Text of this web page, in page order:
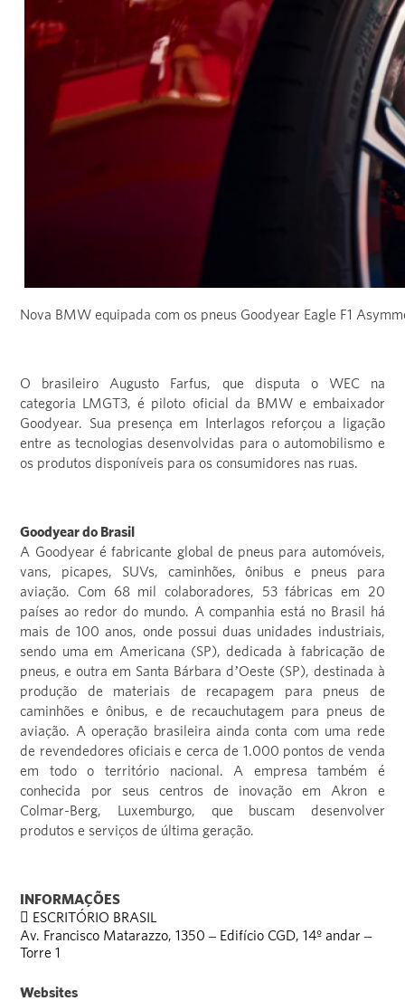
Nova BMW equipada com os pneus Goodyear Eagle F1
O brasileiro Augusto Farfus, que disputa o WEC na
categoria LMGT3, é piloto oficial da BMW e embaixador
Goodyear. Sua presença em Interlagos reforçou a ligação
entre as tecnologias desenvolvidas para o automobilismo e
os produtos disponíveis para os consumidores nas ruas.
Goodyear do Brasil
A Goodyear é fabricante global de pneus para automóveis,
vans, picapes, SUVs, caminhões, ônibus e pneus para
aviação. Com 68 mil colaboradores, 53 fábricas em 20
países ao redor do mundo. A companhia está no Brasil há
mais de 100 anos, onde possui duas unidades industriais,
sendo uma em Americana (SP), dedicada à fabricação de
pneus, e outra em Santa Bárbara d’Oeste (SP), destinada à
produção de materiais de recapagem para pneus de
caminhões e ônibus, e de recauchutagem para pneus de
aviação. A operação brasileira ainda conta com uma rede
de revendedores oficiais e cerca de 1.000 pontos de venda
em todo o território nacional. A empresa também é
conhecida por seus centros de inovação em Akron e
Colmar-Berg, Luxemburgo, que buscam desenvolver
produtos e serviços de última geração.
INFORMAÇÕES
 ESCRITÓRIO BRASIL
Av. Francisco Matarazzo, 1350 – Edifício CGD, 14º andar –
Torre 1
Websites